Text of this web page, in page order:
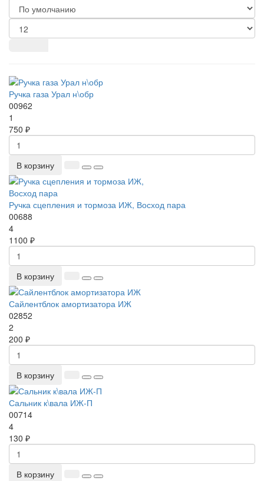
Ручка газа Урал н\обр
00962
1
750 ₽
В корзину
Ручка сцепления и тормоза ИЖ, Восход пара
00688
4
1100 ₽
В корзину
Сайлентблок амортизатора ИЖ
02852
2
200 ₽
В корзину
Сальник к\вала ИЖ-П
00714
4
130 ₽
В корзину